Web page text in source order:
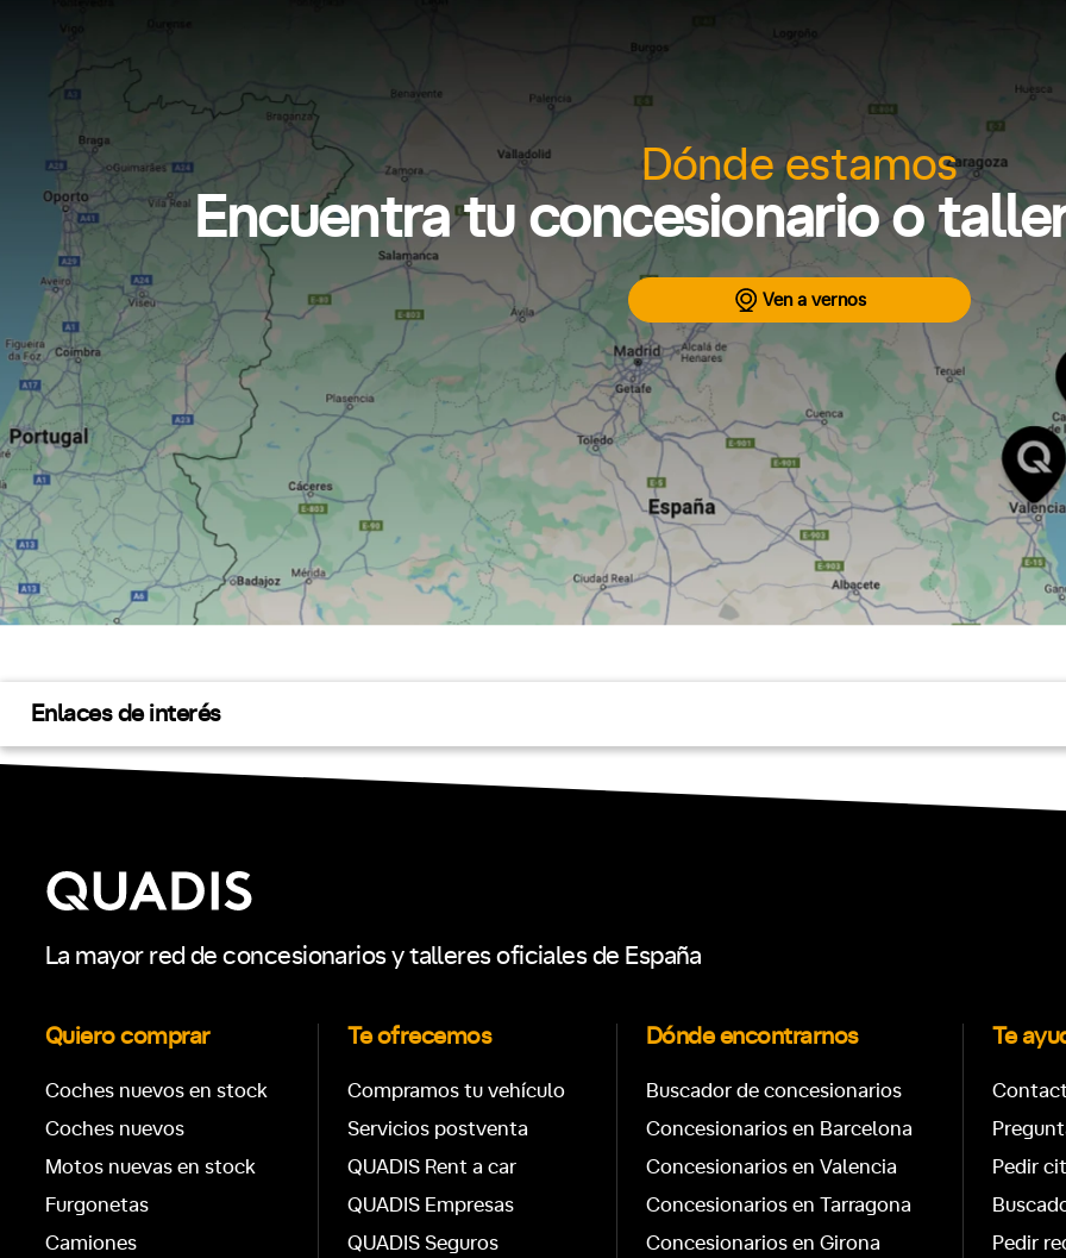
Dónde estamos
Encuentra tu concesionario o
Ven a vernos
Enlaces de interés
La mayor red de concesionarios y talleres oficiales de España
Quiero comprar
Coches nuevos en stock
Coches nuevos
Motos nuevas en stock
Furgonetas
Camiones
Te ofrecemos
Compramos tu vehículo
Servicios postventa
QUADIS Rent a car
QUADIS Empresas
QUADIS Seguros
Dónde encontrarnos
Buscador de concesionarios
Concesionarios en Barcelona
Concesionarios en Valencia
Concesionarios en Tarragona
Concesionarios en Girona
Te
Pedir
Pedir